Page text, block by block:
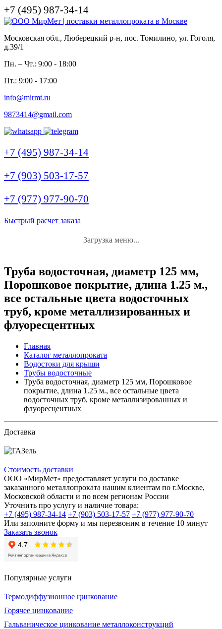
+7 (495) 987-34-14
Московская обл., Люберецкий р-н, пос. Томилино, ул. Гоголя,
д.39/1
Пн. – Чт.: 9:00 - 18:00
Пт.: 9:00 - 17:00
info@mirmt.ru
9873414@gmail.com
+7 (495) 987-34-14
+7 (903) 503-17-57
+7 (977) 977-90-70
Быстрый расчет заказа
Загрузка меню...
Труба водосточная, диаметр 125 мм,
Порошковое покрытие, длина 1.25 м.,
все остальные цвета водосточных
труб, кроме металлизированных и
флуоресцентных
Главная
Каталог металлопроката
Водостоки для крыши
Трубы водосточные
Труба водосточная, диаметр 125 мм, Порошковое
покрытие, длина 1.25 м., все остальные цвета
водосточных труб, кроме металлизированных и
флуоресцентных
Доставка
Стоимость доставки
ООО «МирМет» предоставляет услуги по доставке
заказанного металлопроката нашим клиентам по г.Москве,
Московской области и по всем регионам России
Уточнить про услугу и наличие товара:
+7 (495) 987-34-14 +7 (903) 503-17-57 +7 (977) 977-90-70
Или заполните форму и мы перезвоним в течение 10 минут
Заказать звонок
Популярные услуги
Термодиффузионное цинкование
Горячее цинкование
Гальваническое цинкование металлоконструкций